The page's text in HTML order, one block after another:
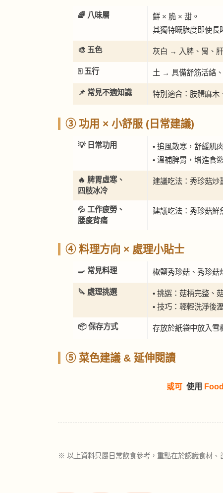
🌈 八味層
鮮 × 脆 × 甜。
其獨特嘅脆度即使長
🎨 五色 灰白 → 入脾、胃、肝
🀄 五行 土 → 具備舒筋活絡
📌 常見不適知識 特別適合：肢體麻木
③ 功用 × 小舒服 (日常建議)
💡 日常功用
• 追風散寒，舒緩肌
• 溫補脾胃，增進食
🔥 脾胃虛寒、
四肢冰冷
建議吃法：秀珍菇炒
💦 工作疲勞、
腰痠背痛
建議吃法：秀珍菇鮮
④ 料理方向 × 處理小貼士
🍳 常見料理 椒鹽秀珍菇、秀珍菇
🔪 處理挑選
• 挑選：菇柄完整、
• 技巧：輕輕洗淨後
📦 保存方式 存放於紙袋中放入雪
⑤ 菜色建議 & 延伸閱讀
或可 使用
※ 以上資料只屬日常飲食參考，重點在於認識食材、